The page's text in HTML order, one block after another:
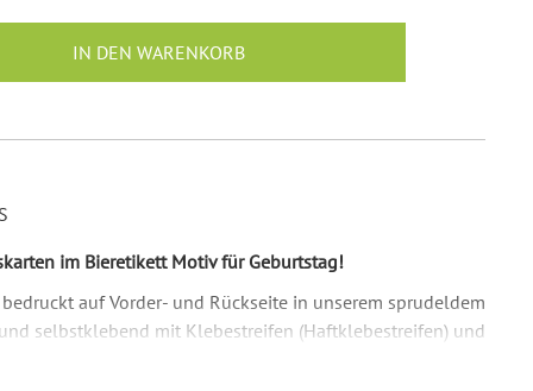
Hochzeit Ringkissen / -
IN DEN WARENKORB
im Bieretikett Motiv für Geburtstag!
auf Vorder- und Rückseite in unserem sprudeldem
selbstklebend mit Klebestreifen (Haftklebestreifen) und